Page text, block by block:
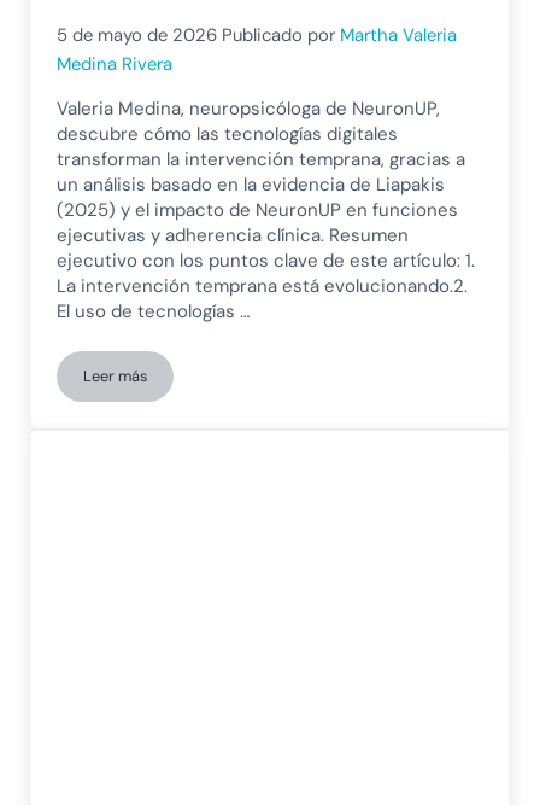
5 de mayo de 2026 Publicado por Martha Valeria
Medina Rivera
Valeria Medina, neuropsicóloga de NeuronUP,
descubre cómo las tecnologías digitales
transforman la intervención temprana, gracias a
un análisis basado en la evidencia de Liapakis
(2025) y el impacto de NeuronUP en funciones
ejecutivas y adherencia clínica. Resumen
ejecutivo con los puntos clave de este artículo: 1.
La intervención temprana está evolucionando.2.
El uso de tecnologías …
Leer másHerramientas digitales en la intervención temprana: lo que